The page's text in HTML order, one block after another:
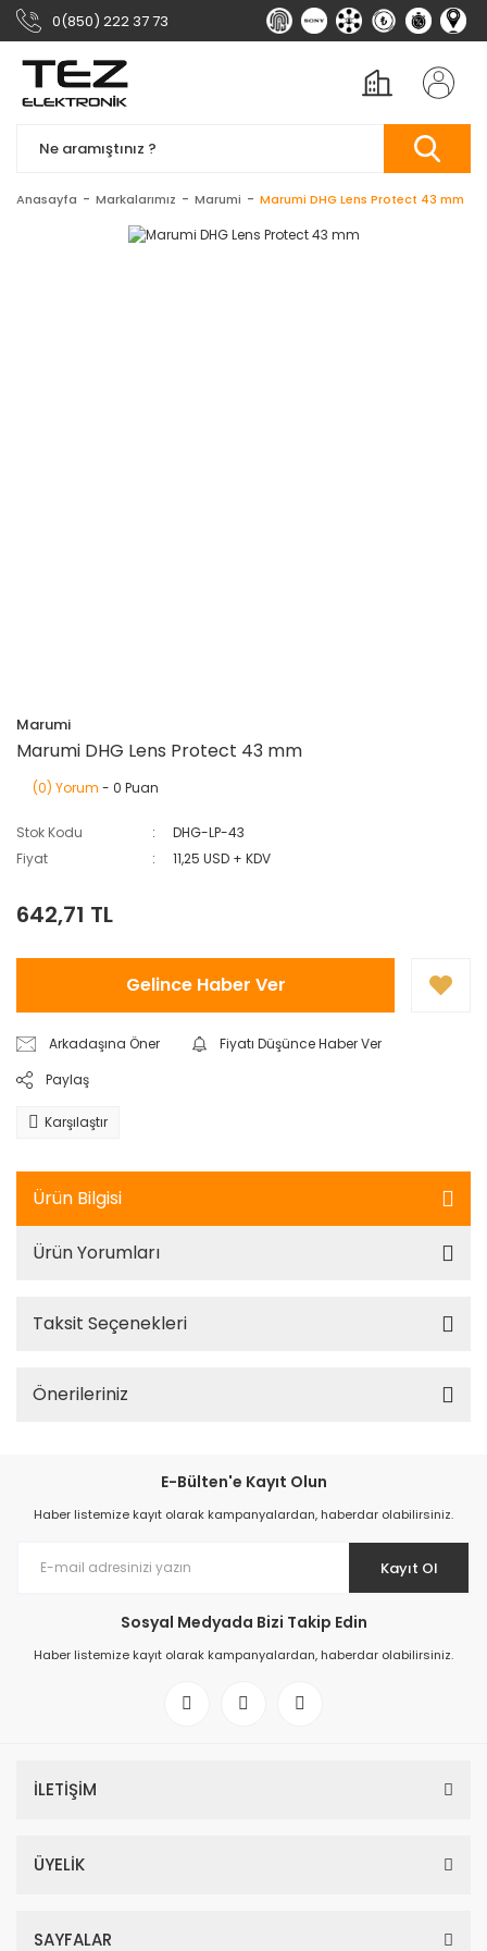
0(850) 222 37 73
Anasayfa Markalarımız Marumi Marumi DHG Lens Protect 43 mm
Marumi
Marumi DHG Lens Protect 43 mm
(0) Yorum - 0 Puan
Stok Kodu
DHG-LP-43
Fiyat
11,25 USD + KDV
642,71 TL
Gelince Haber Ver
Arkadaşına Öner
Fiyatı Düşünce Haber Ver
Paylaş
Karşılaştır
Ürün Bilgisi
Ürün Yorumları
Taksit Seçenekleri
Önerileriniz
E-Bülten'e Kayıt Olun
Haber listemize kayıt olarak kampanyalardan, haberdar olabilirsiniz.
Kayıt Ol
Sosyal Medyada Bizi Takip Edin
Haber listemize kayıt olarak kampanyalardan, haberdar olabilirsiniz.
İLETİŞİM
ÜYELİK
SAYFALAR